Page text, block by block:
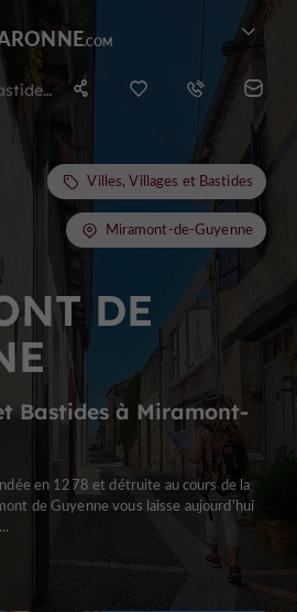
Guyenne
DE
Bastides à Miramont-
Villes, Villages et Bastides
Miramont-de-Guyenne
en 1278 et détruite au cours de la
de Guyenne vous laisse aujourd'hui